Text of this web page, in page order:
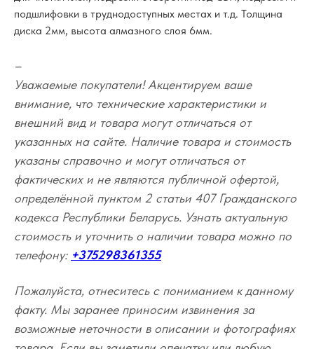
подшлифовки в труднодоступных местах и т.д. Толщина
диска 2мм, высота алмазного слоя 6мм.
–
Уважаемые покупатели! Акцентируем ваше
внимание, что технические характеристики и
внешний вид и товара могут отличаться от
указанных на сайте. Наличие товара и стоимость
указаны справочно и могут отличаться от
фактических и не являются публичной офертой,
определённой пунктом 2 статьи 407 Гражданского
кодекса Республики Беларусь. Узнать актуальную
стоимость и уточнить о наличии товара можно по
телефону: +375298361355
Пожалуйста, отнеситесь с пониманием к данному
факту. Мы заранее приносим извинения за
возможные неточности в описании и фотографиях